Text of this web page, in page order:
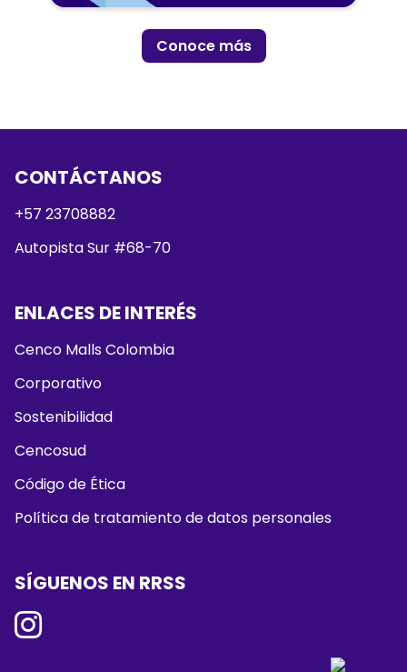
Conoce más
CONTÁCTANOS
+57 23708882
Autopista Sur #68-70
ENLACES DE INTERÉS
Cenco Malls Colombia
Corporativo
Sostenibilidad
Cencosud
Código de Ética
Política de tratamiento de datos personales
SÍGUENOS EN RRSS